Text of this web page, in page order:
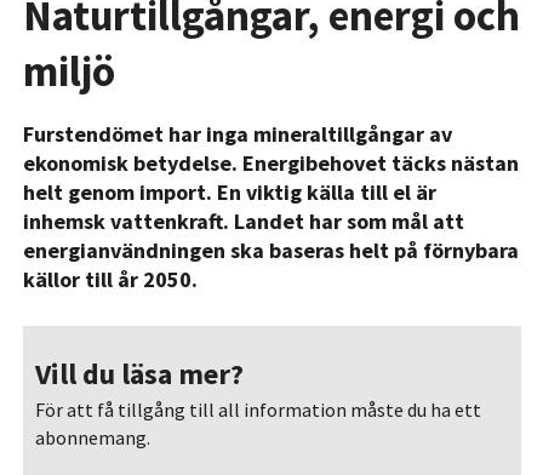
Naturtillgångar, energi och
miljö
Furstendömet har inga mineraltillgångar av
ekonomisk betydelse. Energibehovet täcks nästan
helt genom import. En viktig källa till el är
inhemsk vattenkraft. Landet har som mål att
energianvändningen ska baseras helt på förnybara
källor till år 2050.
Vill du läsa mer?
För att få tillgång till all information måste du ha ett
abonnemang.